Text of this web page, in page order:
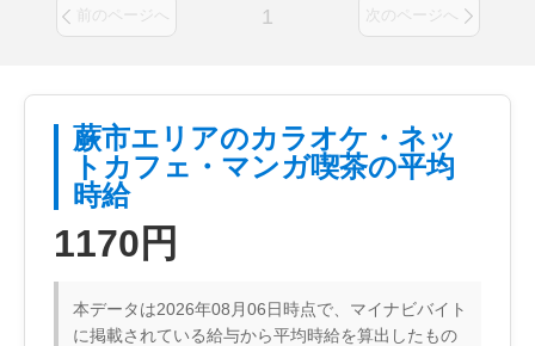
前のページへ 1 次のページへ
蕨市エリアのカラオケ・ネッ
トカフェ・マンガ喫茶の平均
時給
1170円
本データは2026年08月06日時点で、マイナビバイト
に掲載されている給与から平均時給を算出したもの